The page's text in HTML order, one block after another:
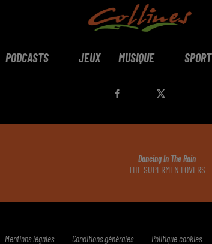
PODCASTS JEUX MUSIQUE SPORT
Dancing In The Rain
THE SUPERMEN LOVERS
Mentions légales Conditions générales Politique cookies